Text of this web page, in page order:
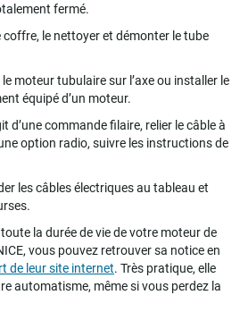
fermé.
coffre, le nettoyer et démonter le tube
moteur tubulaire sur l’axe ou installer le
équipé d’un moteur.
d’une commande filaire, relier le câble à
option radio, suivre les instructions de
les câbles électriques au tableau et
la durée de vie de votre moteur de
vous pouvez retrouver sa notice en
de leur site internet. Très pratique, elle
automatisme, même si vous perdez la